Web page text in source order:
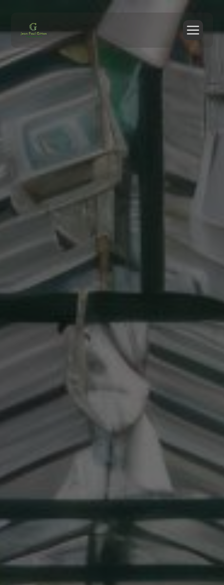
Panneau de gestion des cookies